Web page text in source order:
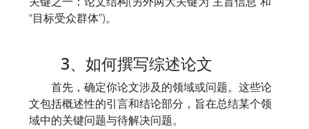
“目标受众群体”)。
3、如何撰写综述论文
首先，确定你论文涉及的领域或问题。这些论
文包括概述性的引言和结论部分，旨在总结某个领
域中的关键问题与待解决问题。